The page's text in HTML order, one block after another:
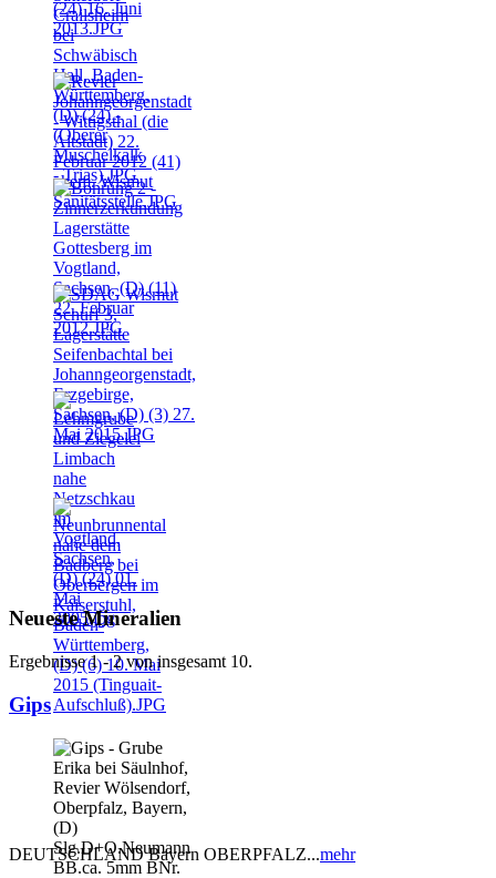
Neueste Mineralien
Ergebnisse 1 - 2 von insgesamt 10.
Gips
DEUTSCHLAND Bayern OBERPFALZ...mehr